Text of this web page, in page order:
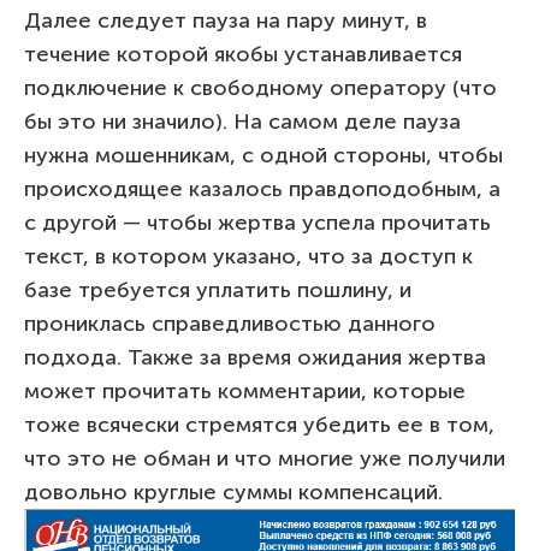
Далее следует пауза на пару минут, в
течение которой якобы устанавливается
подключение к свободному оператору (что
бы это ни значило). На самом деле пауза
нужна мошенникам, с одной стороны, чтобы
происходящее казалось правдоподобным, а
с другой — чтобы жертва успела прочитать
текст, в котором указано, что за доступ к
базе требуется уплатить пошлину, и
прониклась справедливостью данного
подхода. Также за время ожидания жертва
может прочитать комментарии, которые
тоже всячески стремятся убедить ее в том,
что это не обман и что многие уже получили
довольно круглые суммы компенсаций.